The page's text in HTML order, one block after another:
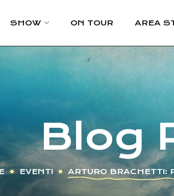
SHOW ON TOUR AREA
Blog
EVENTI ARTURO BRACHETTI: